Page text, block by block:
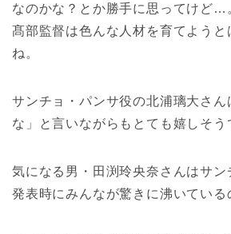
なのかな？とか勝手に思ってけど…
髙部監督は色んな人材を育てようと
ね。
サンチョ・パンサ役の北浦璃大さん
な」と言いながらもとても嬉しそ
気になる男・田渕玲央奈さんはサン
発表時にみんなが驚きに沸いている